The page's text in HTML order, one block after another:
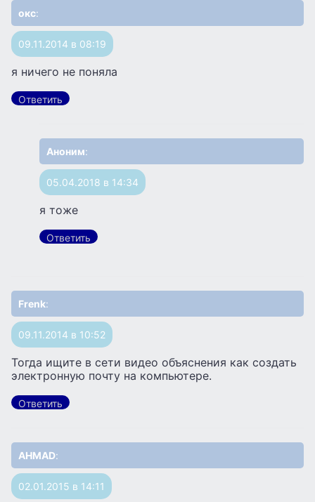
окс:
09.11.2014 в 08:19
я ничего не поняла
Ответить
Аноним:
05.04.2018 в 14:34
я тоже
Ответить
Frenk:
09.11.2014 в 10:52
Тогда ищите в сети видео объяснения как создать
электронную почту на компьютере.
Ответить
AHMAD:
02.01.2015 в 14:11